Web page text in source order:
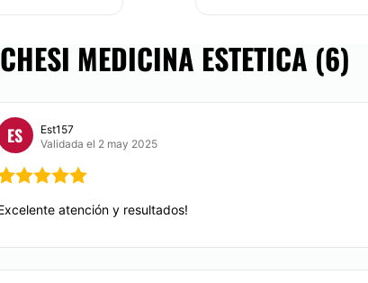
base en el
de
DERMATOLOGÍA ESTÉTICA
MEDICINA ESTETICA (6)
ES
Est157
Validada el 2 may 2025
atención y resultados!